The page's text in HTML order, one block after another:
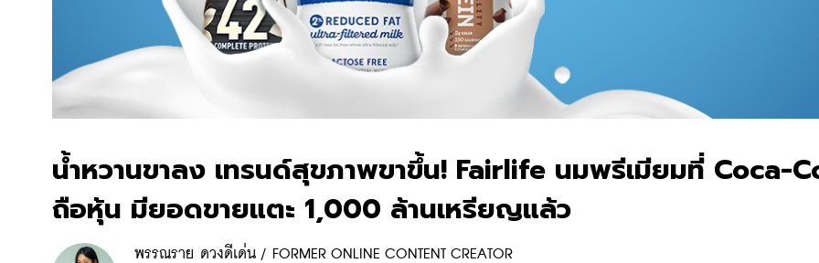
น้ำหวานขาลง เทรนด์สุขภาพขาขึ้น! Fairlife นมพรีเมียมที่ Coca-
ถือหุ้น มียอดขายแตะ 1,000 ล้านเหรียญแล้ว
พรรณราย ดวงดีเด่น / FORMER ONLINE CONTENT CREATOR